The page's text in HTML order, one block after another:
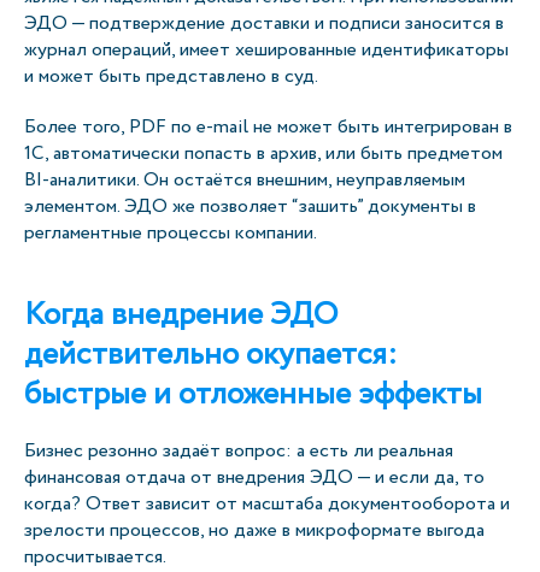
ЭДО — подтверждение доставки и подписи заносится в
журнал операций, имеет хешированные идентификаторы
и может быть представлено в суд.
Более того, PDF по e-mail не может быть интегрирован в
1С, автоматически попасть в архив, или быть предметом
BI-аналитики. Он остаётся внешним, неуправляемым
элементом. ЭДО же позволяет “зашить” документы в
регламентные процессы компании.
Когда внедрение ЭДО
действительно окупается:
быстрые и отложенные эффекты
Бизнес резонно задаёт вопрос: а есть ли реальная
финансовая отдача от внедрения ЭДО — и если да, то
когда? Ответ зависит от масштаба документооборота и
зрелости процессов, но даже в микроформате выгода
просчитывается.